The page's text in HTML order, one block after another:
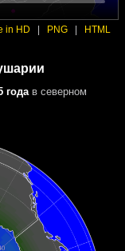
in HD PNG HTML
годав северном